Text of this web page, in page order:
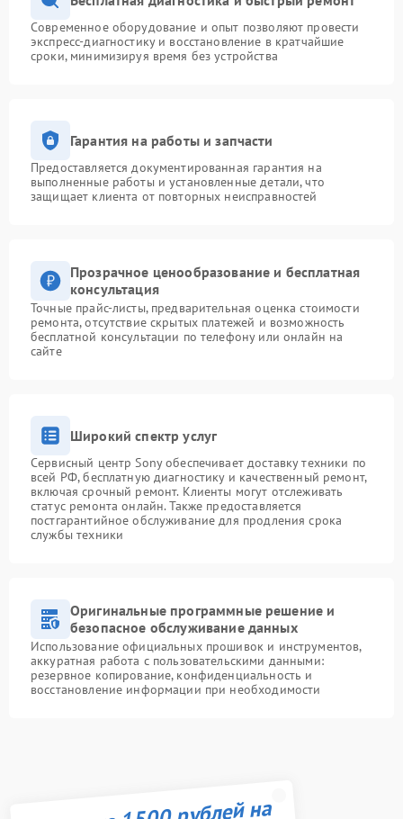
Современное оборудование и опыт позволяют провести
экспресс-диагностику и восстановление в кратчайшие
сроки, минимизируя время без устройства
Гарантия на работы и запчасти
Предоставляется документированная гарантия на
выполненные работы и установленные детали, что
защищает клиента от повторных неисправностей
Прозрачное ценообразование и бесплатная
консультация
Точные прайс-листы, предварительная оценка стоимости
ремонта, отсутствие скрытых платежей и возможность
бесплатной консультации по телефону или онлайн на
сайте
Широкий спектр услуг
Сервисный центр Sony обеспечивает доставку техники по
всей РФ, бесплатную диагностику и качественный ремонт,
включая срочный ремонт. Клиенты могут отслеживать
статус ремонта онлайн. Также предоставляется
постгарантийное обслуживание для продления срока
службы техники
Оригинальные программные решение и
безопасное обслуживание данных
Использование официальных прошивок и инструментов,
аккуратная работа с пользовательскими данными:
резервное копирование, конфиденциальность и
восстановление информации при необходимости